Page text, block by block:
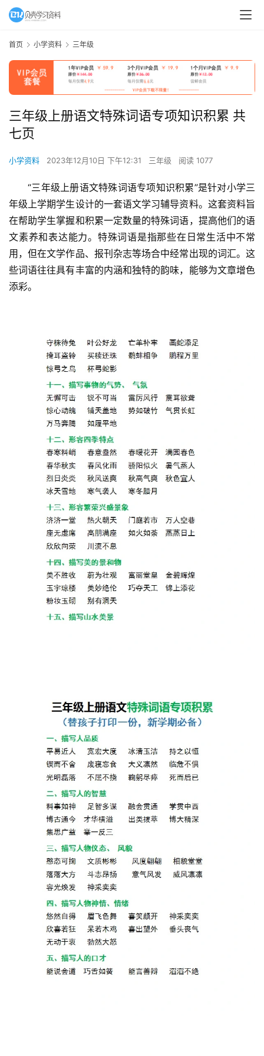
首页 小学资料 三年级
三年级上册语文特殊词语专项知识积累 共
七页
小学资料 2023年12月10日 下午12:31 三年级 阅读 1077
“三年级上册语文特殊词语专项知识积累”是针对小学三
年级上学期学生设计的一套语文学习辅导资料。这套资料旨
在帮助学生掌握和积累一定数量的特殊词语，提高他们的语
文素养和表达能力。特殊词语是指那些在日常生活中不常
用，但在文学作品、报刊杂志等场合中经常出现的词汇。这
些词语往往具有丰富的内涵和独特的韵味，能够为文章增色
添彩。